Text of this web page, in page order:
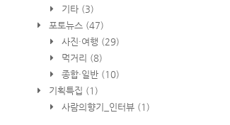
기타 (3)
포토뉴스 (47)
사진·여행 (29)
먹거리 (8)
종합·일반 (10)
기획특집 (1)
사람의향기_인터뷰 (1)